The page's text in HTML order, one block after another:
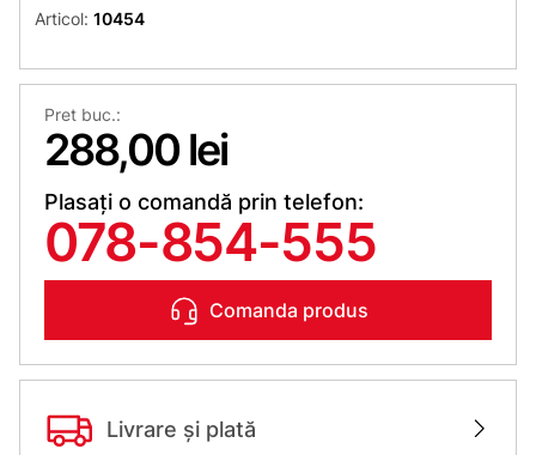
Articol: 10454
Pret buc.:
288,00 lei
Plasați o comandă prin telefon:
078-854-555
Comanda produs
Livrare și plată